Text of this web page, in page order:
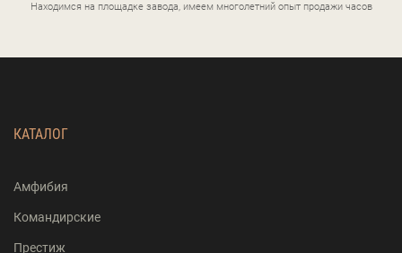
Находимся на площадке завода, имеем многолетний опыт продажи часов
КАТАЛОГ
Амфибия
Командирские
Престиж